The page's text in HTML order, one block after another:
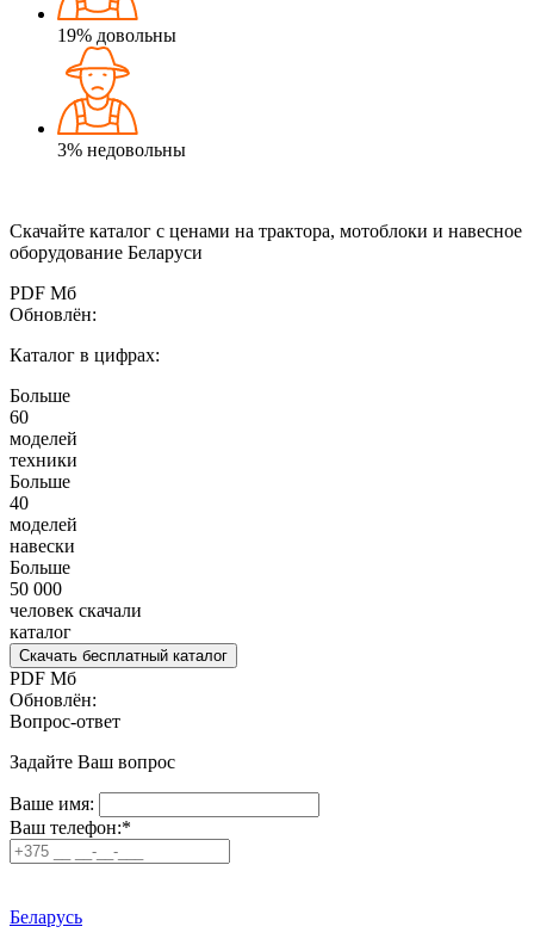
19% довольны
3% недовольны
Скачайте каталог с ценами на трактора, мотоблоки и навесное
оборудование Беларуси
PDF Мб
Обновлён:
Каталог в цифрах:
Больше
60
моделей
техники
Больше
40
моделей
навески
Больше
50 000
человек скачали
каталог
Скачать бесплатный каталог
PDF Мб
Обновлён:
Вопрос-ответ
Задайте Ваш вопрос
Ваше имя:
Ваш телефон:*
Беларусь